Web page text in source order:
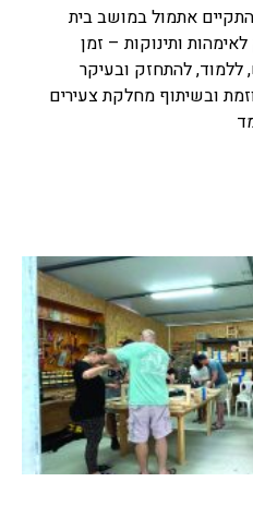
אתמול במושב בית
ותינוקות – זמן
להתחזק ובעיקר
ובשיתוף מחלקת צעירים